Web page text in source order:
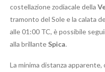
costellazione zodiacale della
tramonto del Sole e la calata
alle 01:00 TC, è possibile
alla brillante Spica.
La minima distanza apparente,